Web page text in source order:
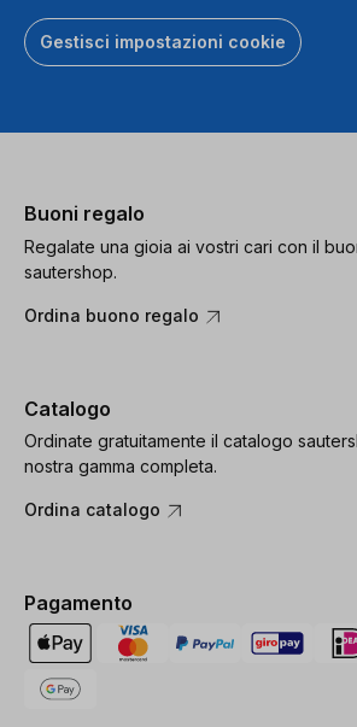
Gestisci impostazioni cookie
Buoni regalo
Regalate una gioia ai vostri cari con il
sautershop.
Ordina buono regalo
Catalogo
Ordinate gratuitamente il catalogo
nostra gamma completa.
Ordina catalogo
Pagamento